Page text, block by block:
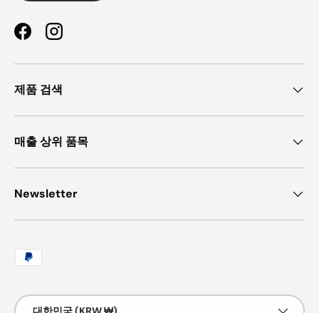
FacebookInstagram
제품 검색
매출 상위 품목
Newsletter
허용되는 결제 방법
국가/지역